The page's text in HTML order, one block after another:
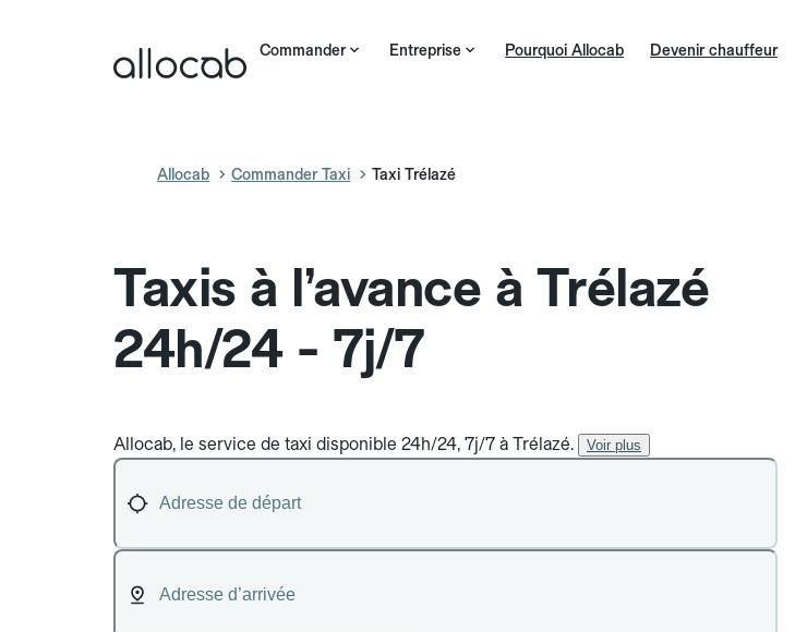
Commander Entreprise Pourquoi Allocab Devenir chauffeur
Allocab Commander Taxi Taxi Trélazé
Taxis à l’avance à Trélazé
24h/24 - 7j/7
Allocab, le service de taxi disponible 24h/24, 7j/7 à Trélazé. Voir plus